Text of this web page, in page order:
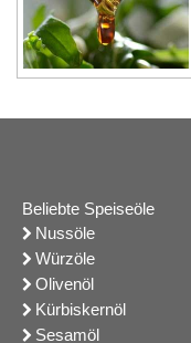
Beliebte Speiseöle
Nussöle
Würzöle
Olivenöl
Kürbiskernöl
Sesamöl